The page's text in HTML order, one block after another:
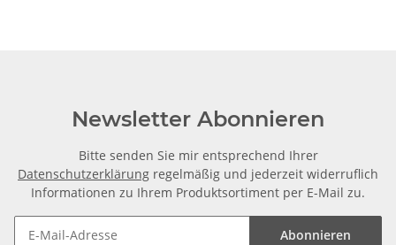
Newsletter Abonnieren
Bitte senden Sie mir entsprechend Ihrer
Datenschutzerklärung regelmäßig und jederzeit widerruflich
Informationen zu Ihrem Produktsortiment per E-Mail zu.
Abonnieren